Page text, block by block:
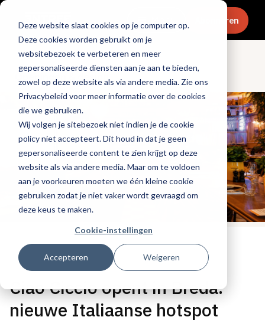
Deze website slaat cookies op je computer op.
Deze cookies worden gebruikt om je
websitebezoek te verbeteren en meer
gepersonaliseerde diensten aan je aan te bieden,
zowel op deze website als via andere media. Zie ons
Privacybeleid voor meer informatie over de cookies
die we gebruiken.
Wij volgen je sitebezoek niet indien je de cookie
policy niet accepteert. Dit houd in dat je geen
gepersonaliseerde content te zien krijgt op deze
website als via andere media. Maar om te voldoen
aan je voorkeuren moeten we één kleine cookie
gebruiken zodat je niet vaker wordt gevraagd om
deze keus te maken.
Cookie-instellingen
Accepteren Weigeren
Menu Abonneren
Openingen & design
Tags:nieuwe-zaken
Gepubliceerd op: 16 februari 2026
Ciao Ciccio opent in Breda:
nieuwe Italiaanse hotspot